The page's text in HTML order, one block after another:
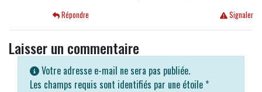
Signaler
Répondre
Laisser un commentaire
Votre adresse e-mail ne sera pas publiée.
Les champs requis sont identifiés par une étoile *